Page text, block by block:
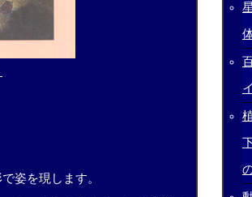
姿を現します。